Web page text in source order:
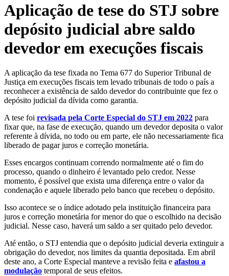
Aplicação de tese do STJ sobre
depósito judicial abre saldo
devedor em execuções fiscais
A aplicação da tese fixada no Tema 677 do Superior Tribunal de
Justiça em execuções fiscais tem levado tribunais de todo o país a
reconhecer a existência de saldo devedor do contribuinte que fez o
depósito judicial da dívida como garantia.
A tese foi revisada pela Corte Especial do STJ em 2022 para
fixar que, na fase de execução, quando um devedor deposita o valor
referente à dívida, no todo ou em parte, ele não necessariamente fica
liberado de pagar juros e correção monetária.
Esses encargos continuam correndo normalmente até o fim do
processo, quando o dinheiro é levantado pelo credor. Nesse
momento, é possível que exista uma diferença entre o valor da
condenação e aquele liberado pelo banco que recebeu o depósito.
Isso acontece se o índice adotado pela instituição financeira para
juros e correção monetária for menor do que o escolhido na decisão
judicial. Nesse caso, haverá um saldo a ser quitado pelo devedor.
Até então, o STJ entendia que o depósito judicial deveria extinguir a
obrigação do devedor, nos limites da quantia depositada. Em abril
deste ano, a Corte Especial manteve a revisão feita e afastou a
modulação temporal de seus efeitos.